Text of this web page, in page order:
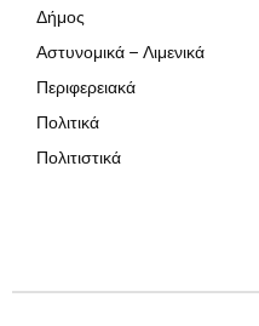
Δήμος
Αστυνομικά – Λιμενικά
Περιφερειακά
Πολιτικά
Πολιτιστικά